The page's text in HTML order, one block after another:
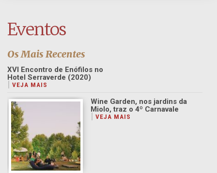
Eventos
Os Mais Recentes
XVI Encontro de Enófilos no
Hotel Serraverde (2020)
Wine Garden, nos jardins da
Miolo, traz o 4º Carnavale